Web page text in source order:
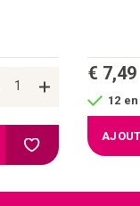
Ajouter à la liste
€ 7,49
12